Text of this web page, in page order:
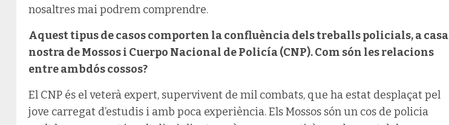
nosaltres mai podrem comprendre.
Aquest tipus de casos comporten la confluència dels treballs policials, a casa
nostra de Mossos i Cuerpo Nacional de Policía (CNP). Com són les relacions
entre ambdós cossos?
El CNP és el veterà expert, supervivent de mil combats, que ha estat desplaçat pel
jove carregat d’estudis i amb poca experiència. Els Mossos són un cos de policia